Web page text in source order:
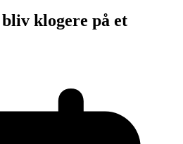
klogere på et